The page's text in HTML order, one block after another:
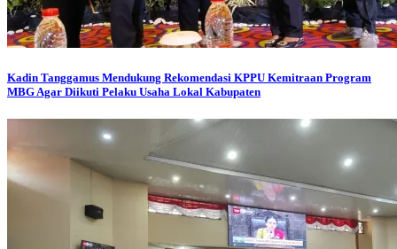
Kadin Tanggamus Mendukung Rekomendasi KPPU Kemitraan Program
MBG Agar Diikuti Pelaku Usaha Lokal Kabupaten